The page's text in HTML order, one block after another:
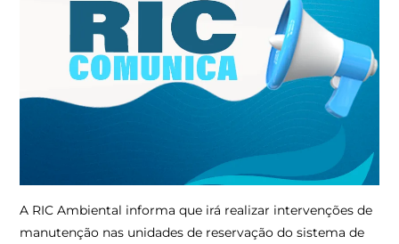
A RIC Ambiental informa que irá realizar intervenções de
manutenção nas unidades de reservação do sistema de